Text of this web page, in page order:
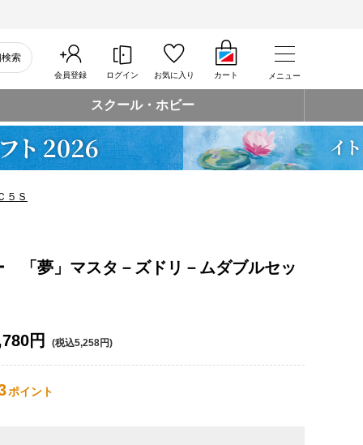
索
会員登録 ログイン お気に入り カート メニュー
スクール・ホビー
５Ｓ
「夢」マスタ－ズドリ－ムダブルセッ
円 (税込5,258円)
ポイント